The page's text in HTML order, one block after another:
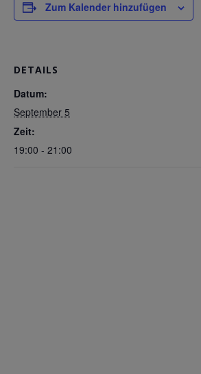
Zum Kalender hinzufügen
DETAILS
Datum:
September 5
Zeit:
19:00 - 21:00